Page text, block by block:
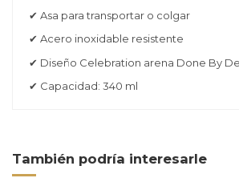
✔ Asa para transportar o colgar
✔ Acero inoxidable resistente
✔ Diseño Celebration arena Done By
✔ Capacidad: 340 ml
También podría interesarle